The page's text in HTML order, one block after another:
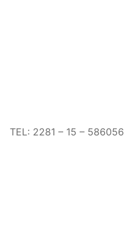
TEL: 2281 – 15 – 586056